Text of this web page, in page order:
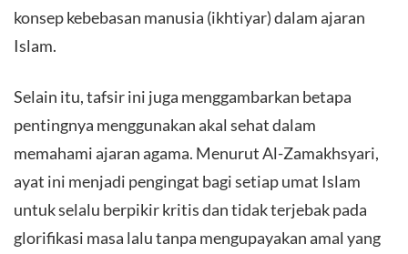
konsep kebebasan manusia (ikhtiyar) dalam ajaran
Islam.
Selain itu, tafsir ini juga menggambarkan betapa
pentingnya menggunakan akal sehat dalam
memahami ajaran agama. Menurut Al-Zamakhsyari,
ayat ini menjadi pengingat bagi setiap umat Islam
untuk selalu berpikir kritis dan tidak terjebak pada
glorifikasi masa lalu tanpa mengupayakan amal yang